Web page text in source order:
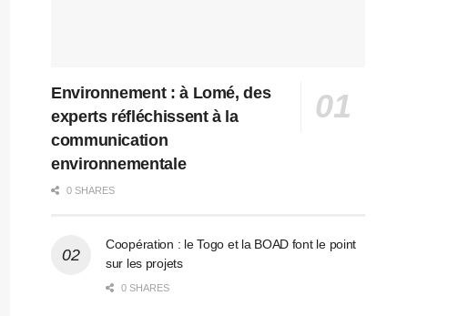
Environnement : à Lomé, des
experts réfléchissent à la
communication
environnementale
0 SHARES
Coopération : le Togo et la BOAD font le point
sur les projets
0 SHARES